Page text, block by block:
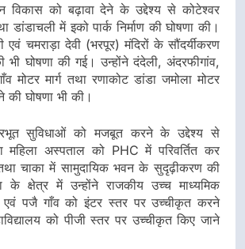
विकास को बढ़ावा देने के उद्देश्य से कोटेश्वर
में इको पार्क निर्माण की घोषणा की।
एवं चमराड़ा देवी (भरपूर) मंदिरों के सौंदर्यीकरण
भी घोषणा की गई। उन्होंने दंदेली, अंदरफीगांव,
मोटर मार्ग तथा रणाकोट डांडा जमोला मोटर
की घोषणा भी की।
सुविधाओं को मजबूत करने के उद्देश्य से
महिला अस्पताल को PHC में परिवर्तित कर
चाका में सामुदायिक भवन के सुदृढ़ीकरण की
के क्षेत्र में उन्होंने राजकीय उच्च माध्यमिक
एवं पजै गाँव को इंटर स्तर पर उच्चीकृत करने
को पीजी स्तर पर उच्चीकृत किए जाने